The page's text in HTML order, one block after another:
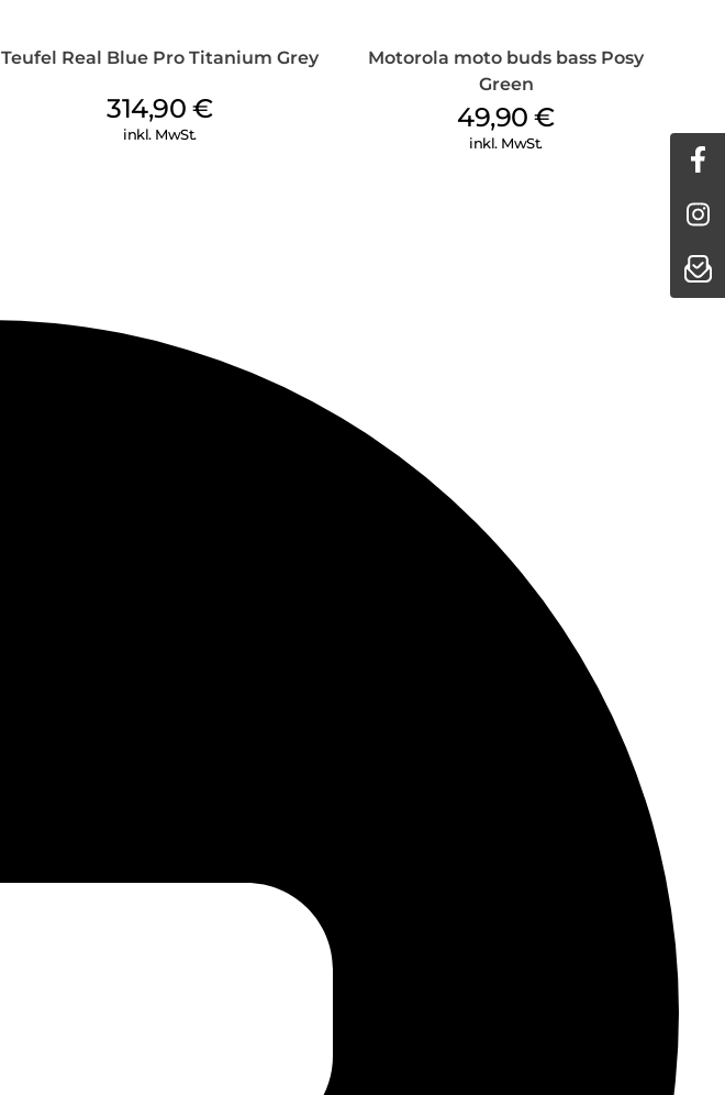
Teufel Real Blue Pro Titanium Grey
314,90€
inkl. MwSt.
Motorola moto buds bass Posy
Green
49,90€
inkl. MwSt.